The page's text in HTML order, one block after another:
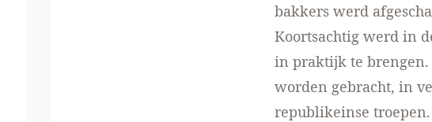
bakkers werd
Koortsachtig werd in
in praktijk te brengen.
worden gebracht, in
republikeinse